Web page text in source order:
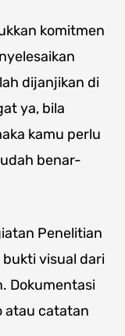
komitmen
dijanjikan di
ya, bila
kamu perlu
benar-
Penelitian
visual dari
Dokumentasi
atau catatan